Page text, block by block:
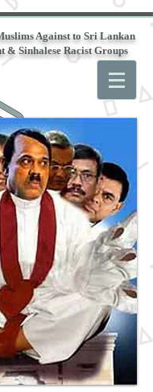
Against to Sri Lankan
& Sinhalese Racist Groups